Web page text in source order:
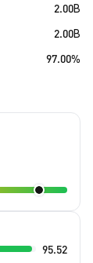
2.00B
2.00B
97.00%
95.52